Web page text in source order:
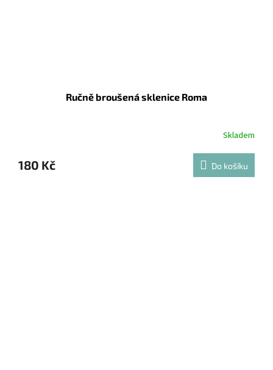
Ručně broušená sklenice Roma
Skladem
180 Kč Do košíku